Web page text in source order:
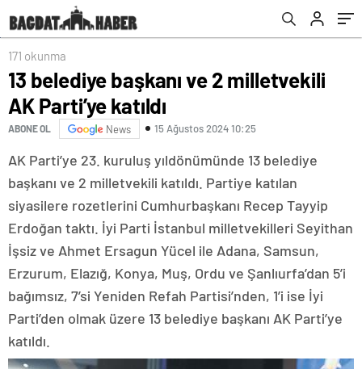
171 okunma
13 belediye başkanı ve 2 milletvekili
AK Parti’ye katıldı
ABONE OL News 15 Ağustos 2024 10:25
AK Parti’ye 23. kuruluş yıldönümünde 13 belediye
başkanı ve 2 milletvekili katıldı. Partiye katılan
siyasilere rozetlerini Cumhurbaşkanı Recep Tayyip
Erdoğan taktı. İyi Parti İstanbul milletvekilleri Seyithan
İşsiz ve Ahmet Ersagun Yücel ile Adana, Samsun,
Erzurum, Elazığ, Konya, Muş, Ordu ve Şanlıurfa’dan 5’i
bağımsız, 7’si Yeniden Refah Partisi’nden, 1’i ise İyi
Parti’den olmak üzere 13 belediye başkanı AK Parti’ye
katıldı.